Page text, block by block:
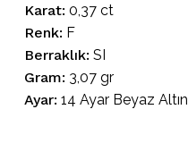
Karat: 0,37 ct
Renk: F
Berraklık: SI
Gram: 3,07 gr
Ayar: 14 Ayar Beyaz Altın